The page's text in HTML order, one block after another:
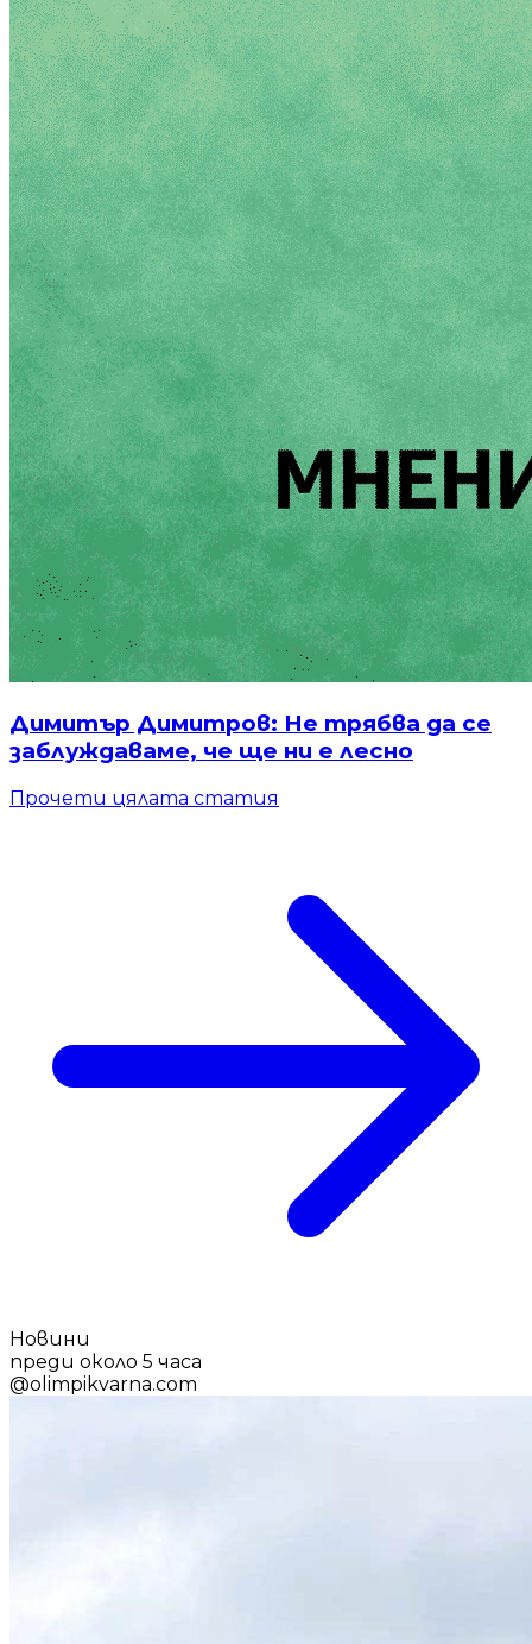
Димитър Димитров: Не трябва да се
заблуждаваме, че ще ни е лесно
Прочети цялата статия
Новини
преди около 5 часа
@olimpikvarna.com